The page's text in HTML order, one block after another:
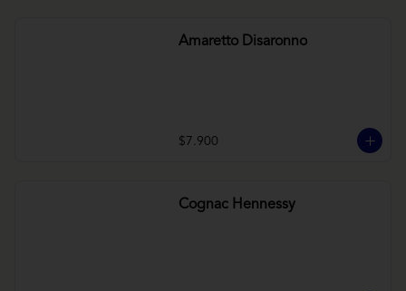
Amaretto Disaronno
$7.900
Cognac Hennessy